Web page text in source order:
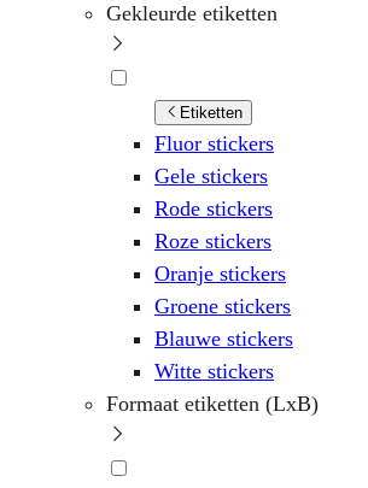
Gekleurde etiketten
Etiketten
Fluor stickers
Gele stickers
Rode stickers
Roze stickers
Oranje stickers
Groene stickers
Blauwe stickers
Witte stickers
Formaat etiketten (LxB)